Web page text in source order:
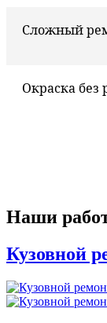
Сложный
Окраска без
Наши
Кузовной